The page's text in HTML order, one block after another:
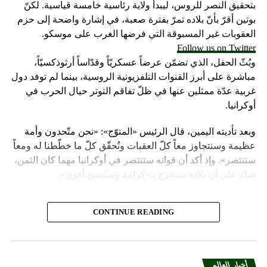
موسكو تعلن عن ضمانات الحكومة السورية لأمن اللاجئين
العائدين
بتحقيق النصر للروس، ليبدأ ولاية رئاسية خامسة قياسية. لكنّ
بوتين أقرّ بأنّ بلاده تمرّ بفترة صعبة، في إشارة واضحة إلى حزم
العقوبات غير المسبوقة التي فرضها الغرب على موسكو.
Follow us on Twitter
وبُثّ الحفل، الذي تضمّن عرضاً عسكريّاً وقدّاساً أرثوذكسيّاً،
مباشرة على أبرز القنوات التلفزيونية الروسية، بينما لم توفد دول
غربية عدّة ممثلين عنها في ظلّ تفاقم التوتر حيال الحرب في
أوكرانيا.
وبعد تأديته اليمين، قال الرئيس «المتوّج»: «نحن متّحدون وأمة
عظيمة وسنتجاوز معاً كلّ العقبات ونُحقّق كلّ ما خطّطنا له ومعاً
سننتصر». وإذ أكد أن قواته ستنتصر في أوكرانيا مهما كان الثمن،
شدّد على أن بلاده ستخرج بـ»كرامة وستُصبح أقوى».
واعتبر «القيصر» من قاعة «سانت أندروز» في الكرملين، حيث
استُقبل بتصفيق حار من المسؤولين الروس وأبرز الشخصيات
هائل ومسؤولية ومهمّة مقدّسة».
CONTINUE READING
أخبار العالم